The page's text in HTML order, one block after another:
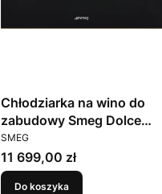
Chłodziarka na wino do
zabudowy Smeg Dolce
Still Novo CVI621NR3 45
cm
PRODUCENT
SMEG
Cena
11 699,00 zł
Do koszyka